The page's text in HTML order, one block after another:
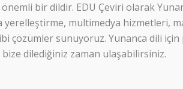
önemli bir dildir. EDU Çeviri olarak
yerelleştirme, multimedya hizmetleri,
çözümler sunuyoruz. Yunanca dili
bize dilediğiniz zaman ulaşabilirsiniz.